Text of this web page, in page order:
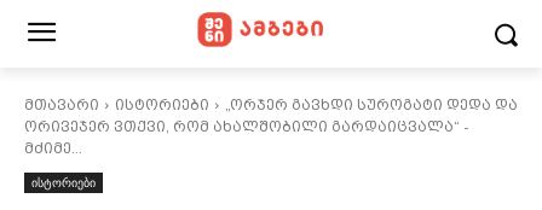
მთავარი ისტორიები
„ორჯერ გავხდი სუროგატი დედა და
ორივეჯერ ვთქვი, რომ ახალშობილი გარდაიცვალა“ -
მძიმე...
ისტორიები